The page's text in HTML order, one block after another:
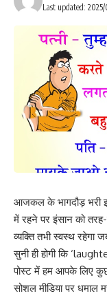
Last updated:
आजकल के भागदौड़ भरी
में रहने पर इंसान को तरह-
व्यक्ति तभी स्वस्थ
सुनी ही होगी कि
पोस्ट में हम आपके लिए
सोशल मीडिया पर